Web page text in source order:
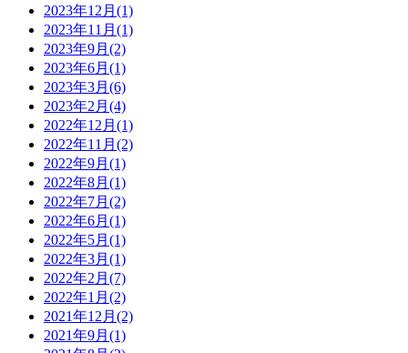
2023年12月 (1)
2023年11月 (1)
2023年9月 (2)
2023年6月 (1)
2023年3月 (6)
2023年2月 (4)
2022年12月 (1)
2022年11月 (2)
2022年9月 (1)
2022年8月 (1)
2022年7月 (2)
2022年6月 (1)
2022年5月 (1)
2022年3月 (1)
2022年2月 (7)
2022年1月 (2)
2021年12月 (2)
2021年9月 (1)